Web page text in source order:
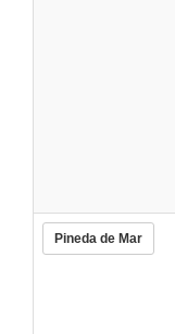
Pineda de Mar